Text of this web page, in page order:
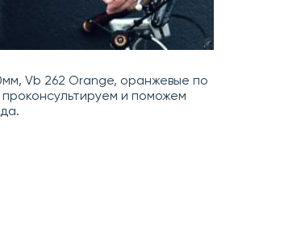
Vb 262 Orange, оранжевые по
и поможем